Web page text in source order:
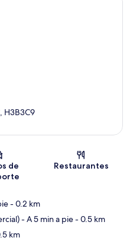
del mapa
H3B3C9
de
Restaurantes
- 0.2 km
- A 5 min a pie- 0.5 km
km